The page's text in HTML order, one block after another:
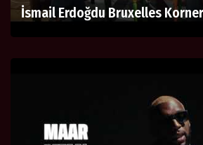
İsmail Erdoğdu Bruxelles